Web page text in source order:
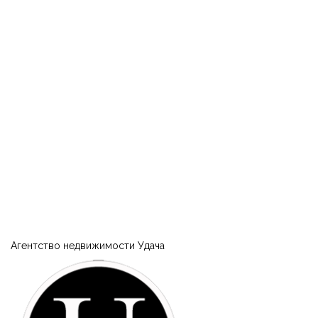
Агентство недвижимости Удача